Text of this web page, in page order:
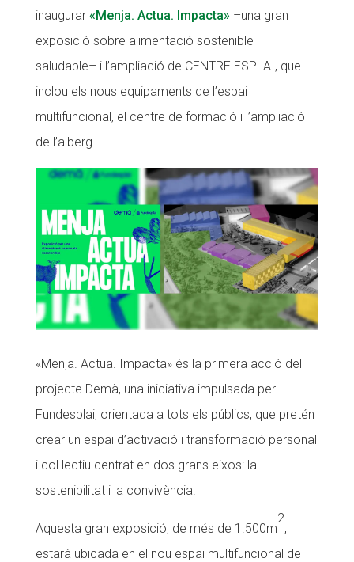
inaugurar«Menja. Actua. Impacta» –una gran
exposició sobre alimentació sostenible i
saludable– i l’ampliació de CENTRE ESPLAI, que
inclou els nous equipaments de l’espai
multifuncional, el centre de formació i l’ampliació
de l’alberg.
«Menja. Actua. Impacta» és la primera acció del
projecte Demà, una iniciativa impulsada per
Fundesplai, orientada a tots els públics, que pretén
crear un espai d’activació i transformació personal
i col·lectiu centrat en dos grans eixos: la
sostenibilitat i la convivència.
Aquesta gran exposició, de més de 1.500m
2
,
estarà ubicada en el nou espai multifuncional de
Butlletins
Diari de la Fundació
Fundesplai als mitjans
Xarxes socials
COL·LABORA
Fes voluntariat
Fes un donatiu
Treballa amb nosaltres